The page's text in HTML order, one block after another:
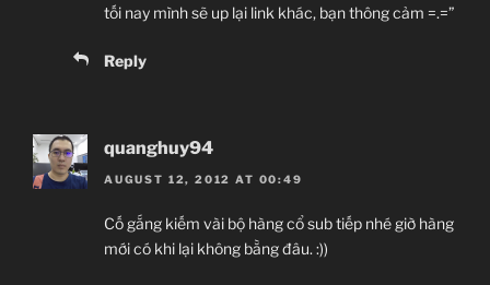
tối nay mình sẽ up lại link khác, bạn thông cảm =.=”
Reply
quanghuy94
AUGUST 12, 2012 AT 00:49
Cố gắng kiếm vài bộ hàng cổ sub tiếp nhé giờ hàng
mới có khi lại không bằng đâu. :))